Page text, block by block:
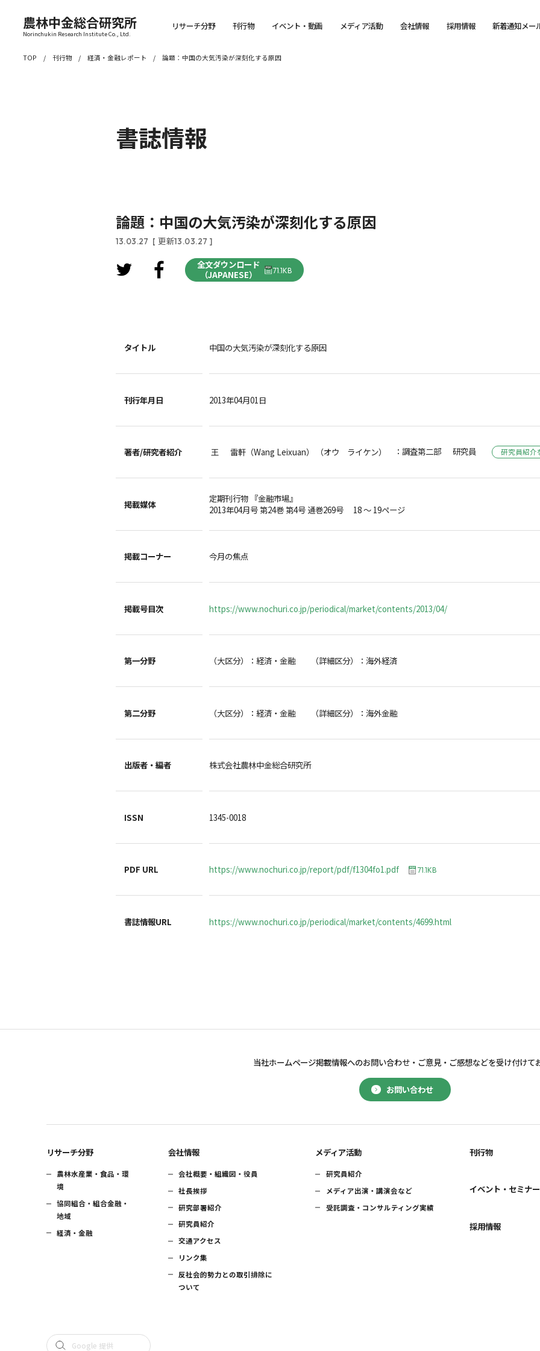
農林中金総合研究所
Norinchukin Research Institute Co., Ltd.
リサーチ分野 刊行物 イベント・動画 メディア活動 会社情報 採用情報 新着通知メー
TOP 刊行物 経済・金融レポート 論題：中国の大気汚染が深刻化する原因
書誌情報
論題：中国の大気汚染が深刻化する原因
13.03.27 [ 更新13.03.27 ]
全文ダウンロード
（JAPANESE）
71.1KB
タイトル 中国の大気汚染が深刻化する原因
刊行年月日 2013年04月01日
著者/研究者紹介 王 雷軒（Wang Leixuan） （オウ ライケン） ：調査第二部 研究員 研究員紹介
掲載媒体
定期刊行物 『金融市場』
2013年04月号 第24巻 第4号 通巻269号 18 ～ 19ページ
掲載コーナー 今月の焦点
掲載号目次 https://www.nochuri.co.jp/periodical/market/contents/2013/04/
第一分野 （大区分）：経済・金融 （詳細区分）：海外経済
第二分野 （大区分）：経済・金融 （詳細区分）：海外金融
出版者・編者 株式会社農林中金総合研究所
ISSN 1345-0018
PDF URL https://www.nochuri.co.jp/report/pdf/f1304fo1.pdf 71.1KB
書誌情報URL https://www.nochuri.co.jp/periodical/market/contents/4699.html
お問い合わせ
当社ホームページ掲載情報へのお問い合わせ・ ご意見・ご感想などを受け付けて
リサーチ分野
農林水産業・食品・環
境
協同組合・組合金融・
地域
経済・金融
会社情報
会社概要・組織図・役員
社長挨拶
研究部署紹介
研究員紹介
交通アクセス
リンク集
反社会的勢力との取引排除に
ついて
メディア活動
研究員紹介
メディア出演・講演会など
受託調査・コンサルティング実績
刊行物
イベント・セミナー
採用情報